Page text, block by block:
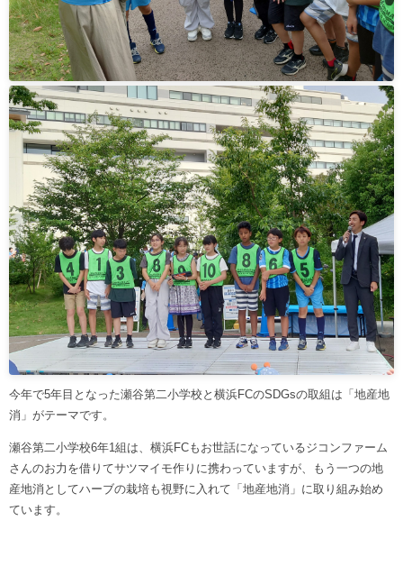
今年で5年目となった瀬谷第二小学校と横浜FCのSDGsの取組は「地産地
消」がテーマです。
瀬谷第二小学校6年1組は、横浜FCもお世話になっているジコンファーム
さんのお力を借りてサツマイモ作りに携わっていますが、もう一つの地
産地消としてハーブの栽培も視野に入れて「地産地消」に取り組み始め
ています。